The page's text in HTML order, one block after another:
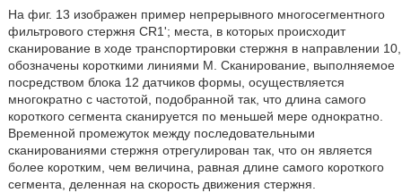
На фиг. 13 изображен пример непрерывного многосегментного
фильтрового стержня CR1'; места, в которых происходит
сканирование в ходе транспортировки стержня в направлении 10,
обозначены короткими линиями М. Сканирование, выполняемое
посредством блока 12 датчиков формы, осуществляется
многократно с частотой, подобранной так, что длина самого
короткого сегмента сканируется по меньшей мере однократно.
Временной промежуток между последовательными
сканированиями стержня отрегулирован так, что он является
более коротким, чем величина, равная длине самого короткого
сегмента, деленная на скорость движения стержня.